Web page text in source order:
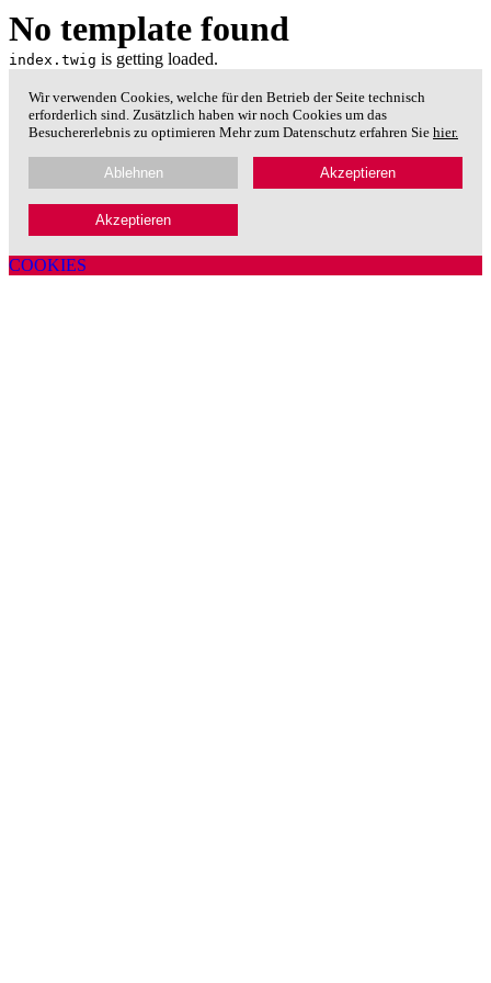
No template found
index.twig is getting loaded.
Wir verwenden Cookies, welche für den Betrieb der Seite technisch
erforderlich sind. Zusätzlich haben wir noch Cookies um das
Besuchererlebnis zu optimieren Mehr zum Datenschutz erfahren Sie hier.
Ablehnen Akzeptieren
Akzeptieren
COOKIES